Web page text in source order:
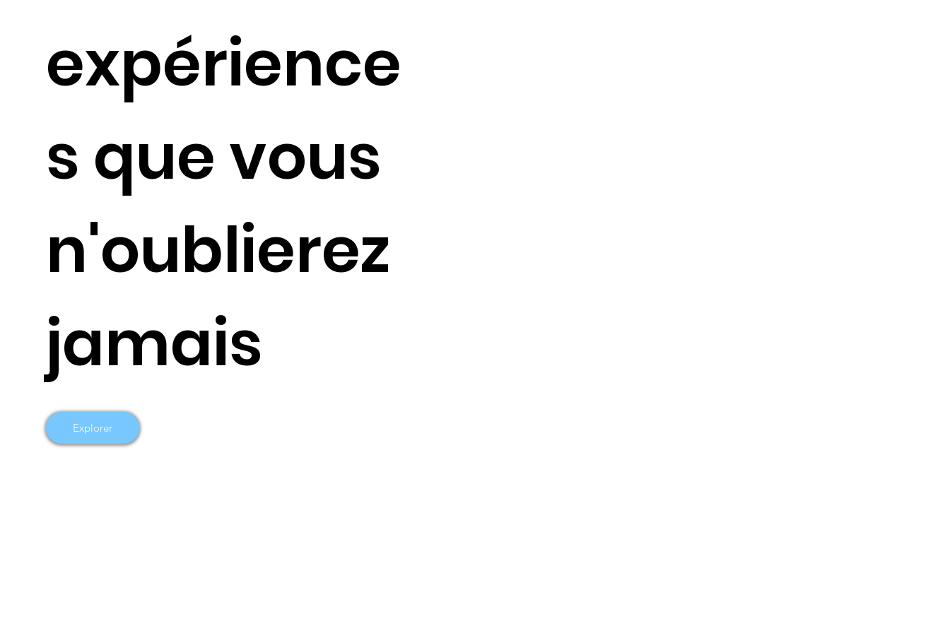
expérience
s que vous
n'oublierez
jamais
Explorer